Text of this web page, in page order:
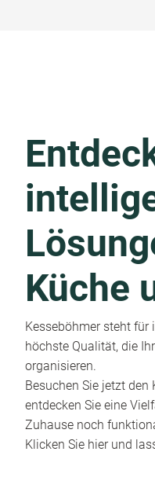
Küche
Kesseböhmer steht für
höchste Qualität, die
organisieren.
Besuchen Sie jetzt den
entdecken Sie eine
Zuhause noch
Klicken Sie hier und